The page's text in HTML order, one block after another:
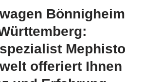
Bönnigheim
Mephisto
offeriert Ihnen